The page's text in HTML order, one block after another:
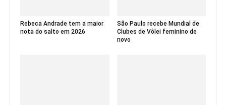
Rebeca Andrade tem a maior
nota do salto em 2026
São Paulo recebe Mundial de
Clubes de Vôlei feminino de
novo